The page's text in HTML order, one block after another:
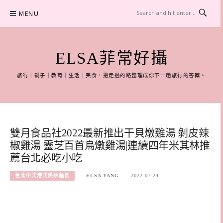
content
MENU
ELSA菲常好攝
旅行｜親子｜教育｜生活｜美食，把走過的路整理成你下一趟旅行的答案。
雙月食品社2022最新推出干貝燉雞湯 剝皮辣
椒雞湯 靈芝百首烏燉雞湯|連續四年米其林推
薦台北必吃小吃
台北中式港式熱炒麵食 ELSA YANG 2022-07-24